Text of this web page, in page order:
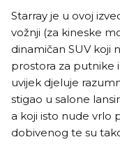
Starray je u ovoj
vožnji (za kineske
dinamičan SUV koji
prostora za putnike
uvijek djeluje
stigao u salone
a koji isto nude vrlo
dobivenog te su